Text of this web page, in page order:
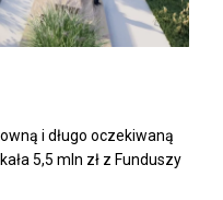
i długo oczekiwaną
5,5 mln zł z Funduszy